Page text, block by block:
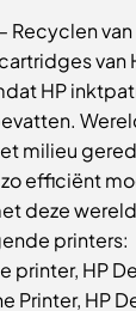
Recyclen
van
HP
milieu
efficiënt
deze
printers:
printer, HP
Printer, HP